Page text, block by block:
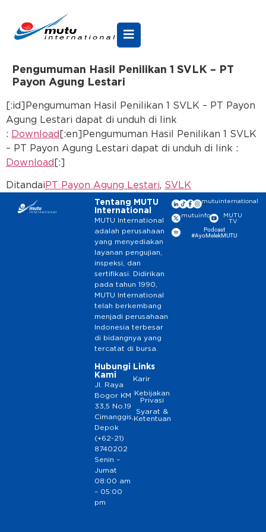
Pengumuman Hasil Penilikan 1 SVLK – PT
Payon Agung Lestari
[:id]Pengumuman Hasil Penilikan 1 SVLK – PT Payon
Agung Lestari dapat di unduh di link
: Download [:en]Pengumuman Hasil Penilikan 1 SVLK
– PT Payon Agung Lestari dapat di unduh di link :
Download [:]
Ditandai PT Payon Agung Lestari, SVLK
Tentang MUTU
International
MUTU International
adalah perusahaan
yang menyediakan
layanan pengujian,
inspeksi, dan
sertifikasi. Didirikan
pada tahun 1990,
MUTU International
telah berkembang
menjadi perusahaan
Indonesia terbesar
di bidangnya yang
tercatat di bursa.
Hubungi
Kami
Jl. Raya
Bogor KM
33,5 No.19
Cimanggis,
Depok
(+62-21)
8740202
Senin –
Jumat
08:00 am
– 05:00
pm
Links
Karir
Kebijakan
Privasi
Syarat &
Ketentuan
mutuinternational
mutuinfo
MUTU
TV
Podcast
#AyoMelekMUTU